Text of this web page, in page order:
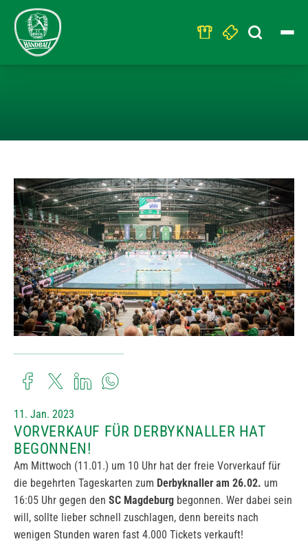
Search
for:
11. Jan. 2023
VORVERKAUF FÜR DERBYKNALLER HAT
BEGONNEN!
Am Mittwoch (11.01.) um 10 Uhr hat der freie Vorverkauf für
die begehrten Tageskarten zum Derbyknaller am 26.02. um
16:05 Uhr gegen den SC Magdeburg begonnen. Wer dabei sein
will, sollte lieber schnell zuschlagen, denn bereits nach
wenigen Stunden waren fast 4.000 Tickets verkauft!